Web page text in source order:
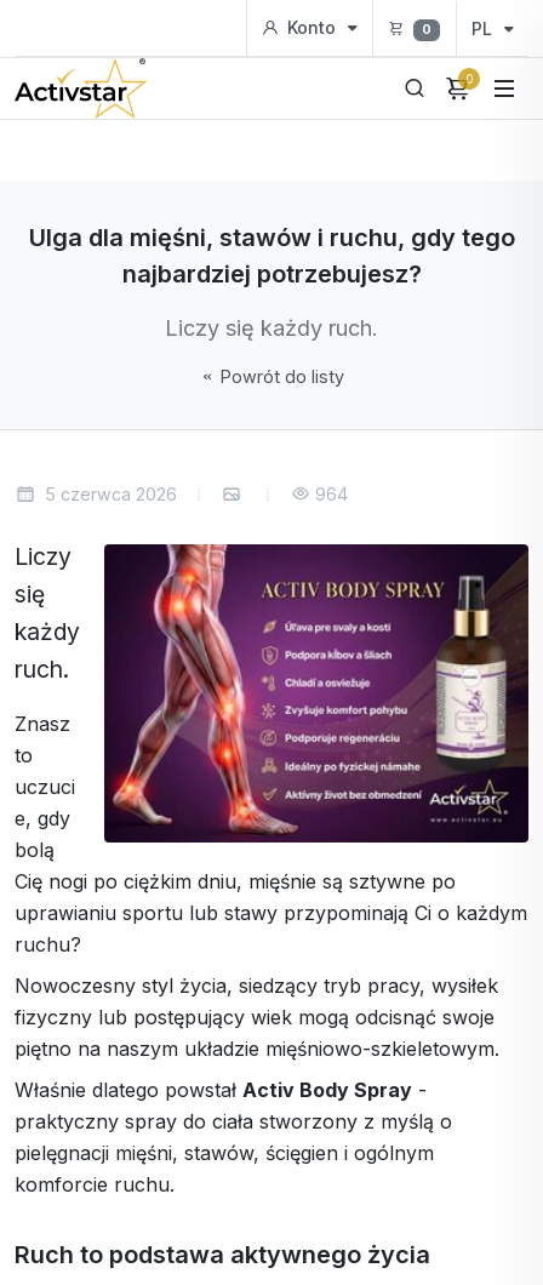
Konto 0 PL
0
Ulga dla mięśni, stawów i ruchu, gdy tego
najbardziej potrzebujesz?
Liczy się każdy ruch.
Powrót do listy
5 czerwca 2026 964
Liczy
się
każdy
ruch.
Znasz
to
uczuci
e, gdy
bolą
Cię nogi po ciężkim dniu, mięśnie są sztywne po
uprawianiu sportu lub stawy przypominają Ci o każdym
ruchu?
Nowoczesny styl życia, siedzący tryb pracy, wysiłek
fizyczny lub postępujący wiek mogą odcisnąć swoje
piętno na naszym układzie mięśniowo-szkieletowym.
Właśnie dlatego powstał Activ Body Spray -
praktyczny spray do ciała stworzony z myślą o
pielęgnacji mięśni, stawów, ścięgien i ogólnym
komforcie ruchu.
Ruch to podstawa aktywnego życia